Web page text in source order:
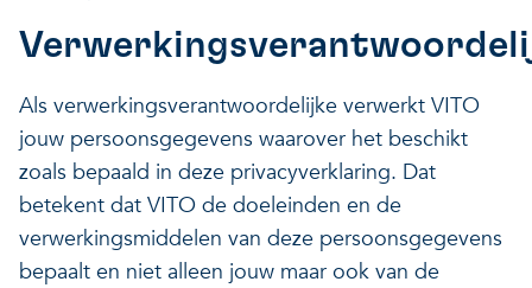
Als verwerkingsverantwoordelijke verwerkt VITO
jouw persoonsgegevens waarover het beschikt
zoals bepaald in deze privacyverklaring. Dat
betekent dat VITO de doeleinden en de
verwerkingsmiddelen van deze persoonsgegevens
bepaalt en niet alleen jouw maar ook van de